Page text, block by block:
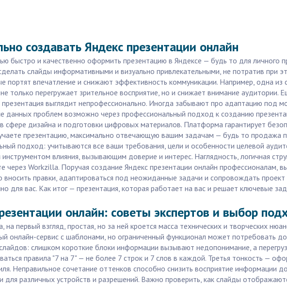
создавать Яндекс презентации онлайн
быстро и качественно оформить презентацию в Яндексе — будь то для личного
слайды информативными и визуально привлекательными, не потратив при
портят впечатление и снижают эффективность коммуникации. Например, одна
только перегружает зрительное восприятие, но и снижает внимание
выглядит непрофессионально. Иногда забывают про адаптацию под
данных проблем возможно через профессиональный подход к созданию
дизайна и подготовки цифровых материалов. Платформа гарантирует
презентацию, максимально отвечающую вашим задачам — будь то продажа
подход: учитываются все ваши требования, цели и особенности целевой
влияния, вызывающим доверие и интерес. Наглядность, логичная
Workzilla. Поручая создание Яндекс презентации онлайн профессионалам,
правки, адаптироваться под неожиданные задачи и сопровождать проект
для вас. Как итог — презентация, которая работает на вас и решает ключевые
онлайн: советы экспертов и выбор
первый взгляд, простая, но за ней кроется масса технических и творческих
онлайн-сервис с шаблонами, но ограниченный функционал может потребовать
слишком короткие блоки информации вызывают недопонимание, а
правила "7 на 7" — не более 7 строк и 7 слов в каждой. Третья тонкость —
Неправильное сочетание оттенков способно снизить восприятие информации
различных устройств и разрешений. Важно проверить, как слайды